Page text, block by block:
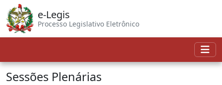
e-Legis
Processo Legislativo Eletrônico
Sessões Plenárias